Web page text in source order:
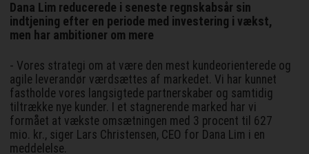
Dana Lim reducerede i seneste regnskabsår sin
indtjening efter en periode med investering i vækst,
men har ambitioner om mere
- Vores strategi om at være den mest kundeorienterede og
agile leverandør værdsættes af markedet. Vi har kunnet
fastholde vores langsigtede partnerskaber og samtidig
tiltrække nye kunder. I et stagnerende marked har vi
formået at vækste omsætningen med 3 procent til 627
mio. kr., siger Lars Christensen, CEO for Dana Lim i en
meddelelse.